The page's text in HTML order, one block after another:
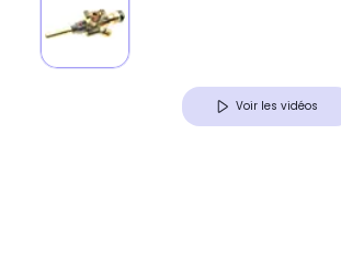
Voir les vidéos